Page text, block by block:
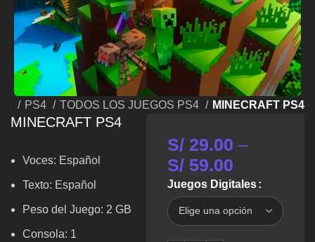
PS4 TODOS LOS JUEGOS PS4 MINECRAFT PS4
MINECRAFT PS4
Voces: Español
Texto: Español
Peso del Juego: 2 GB
Consola: 1
S/29.00 –
S/59.00
Juegos Digitales